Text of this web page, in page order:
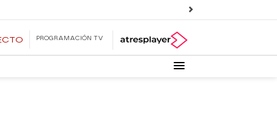
PROGRAMACIÓN TV